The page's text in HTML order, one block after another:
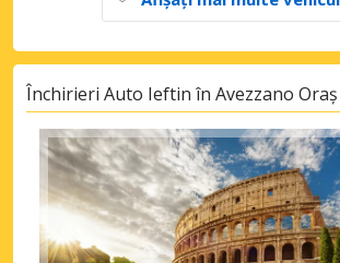
Închirieri Auto Ieftin în Avezzano Oraș